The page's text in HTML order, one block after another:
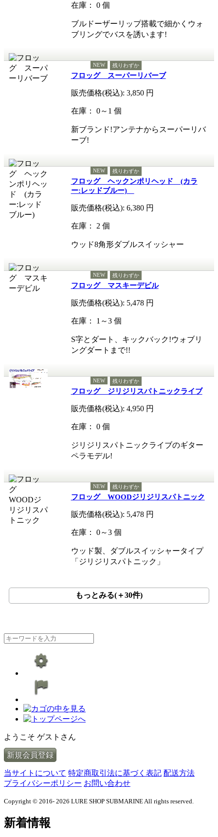
在庫： 0 個
ブルドーザーリップ搭載で細かくウォ
ブリングでバスを誘います!
NEW 残りわずか
フロッグ スーパーリバーブ
販売価格(税込): 3,850 円
在庫： 0～1 個
新ブランド!アンテナからスーパーリバ
ーブ!
NEW 残りわずか
フロッグ ヘックンポリヘッド (カラ
ー:レッドブルー)
販売価格(税込): 6,380 円
在庫： 2 個
ウッド8角形ダブルスイッシャー
NEW 残りわずか
フロッグ マスキーデビル
販売価格(税込): 5,478 円
在庫： 1～3 個
S字とダート、キックバック!ウォブリ
ングダートまで!!
NEW 残りわずか
フロッグ ジリジリスパトニックライブ
販売価格(税込): 4,950 円
在庫： 0 個
ジリジリスパトニックライブのギター
ペラモデル!
NEW 残りわずか
フロッグ WOODジリジリスパトニック
販売価格(税込): 5,478 円
在庫： 0～3 個
ウッド製、ダブルスイッシャータイプ
「ジリジリスパトニック」
もっとみる(＋30件)
ようこそ ゲストさん
新規会員登録
当サイトについて 特定商取引法に基づく表記 配送方法
プライバシーポリシー お問い合わせ
Copyright © 2016- 2026 LURE SHOP SUBMARINE All rights reserved.
新着情報